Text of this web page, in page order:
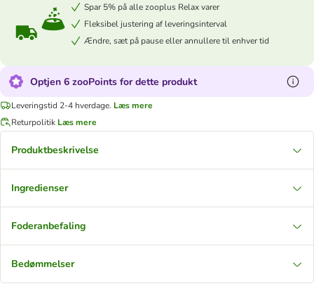
Spar 5% på alle zooplus Relax varer
Fleksibel justering af leveringsinterval
Ændre, sæt på pause eller annullere til enhver tid
Optjen 6 zooPoints for dette produkt
Leveringstid 2-4 hverdage. Læs mere
Returpolitik Læs mere
Produktbeskrivelse
Ingredienser
Foderanbefaling
Bedømmelser